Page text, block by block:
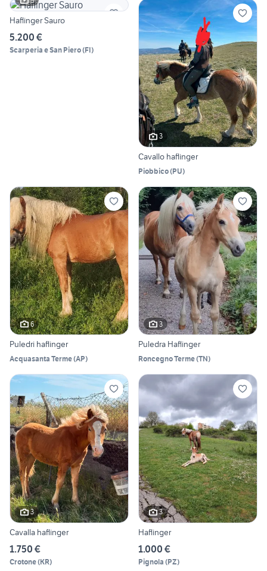
Haflinger Sauro
5.200 €
Scarperia e San Piero(FI)
3
Cavallo haflinger
Piobbico(PU)
6
Puledri haflinger
Acquasanta Terme(AP)
3
Puledra Haflinger
Roncegno Terme(TN)
3
Cavalla haflinger
1.750 €
Crotone(KR)
3
Haflinger
1.000 €
Pignola (PZ)